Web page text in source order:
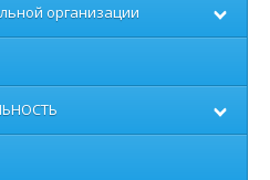
организации